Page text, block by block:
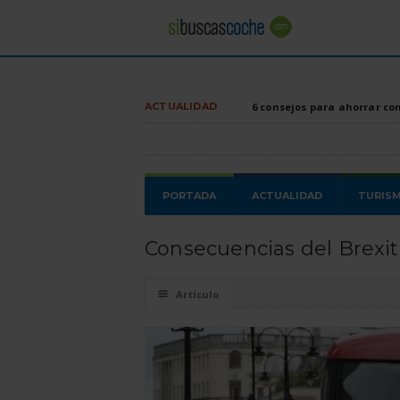
ACTUALIDAD 6 consejos para ahorrar
PORTADA ACTUALIDAD
Consecuencias del
☰ Artículo